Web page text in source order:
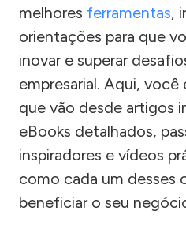
melhores ferramentas,
orientações para que
inovar e superar
empresarial. Aqui,
que vão desde artigos
eBooks detalhados,
inspiradores e vídeos
como cada um desses
beneficiar o seu